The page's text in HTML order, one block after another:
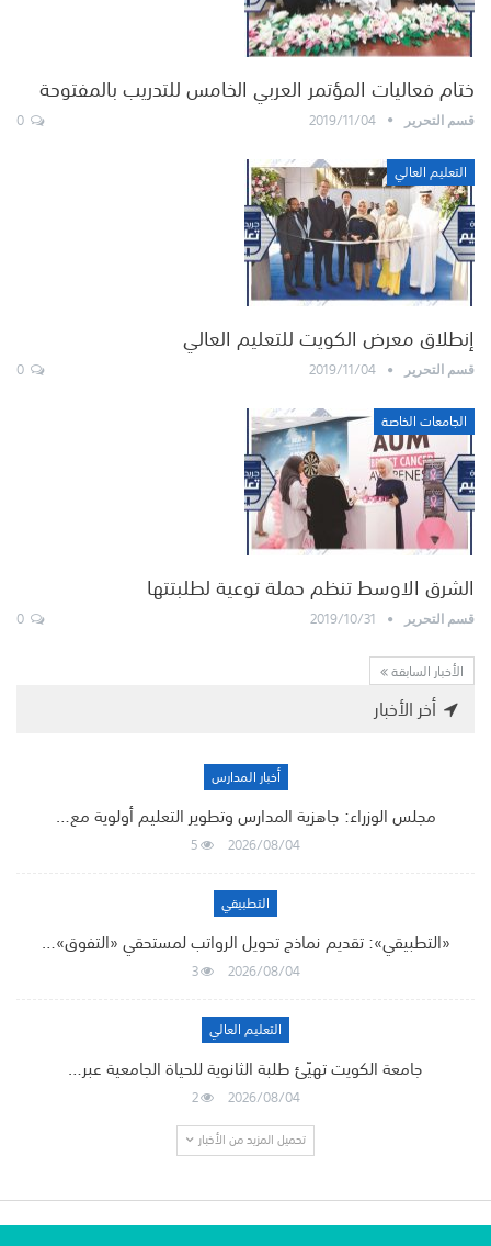
ختام فعاليات المؤتمر العربي الخامس للتدريب بالمفتوحة
قسم التحرير 2019/11/04
التعليم العالي
إنطلاق معرض الكويت للتعليم العالي
قسم التحرير 2019/11/04
الجامعات الخاصة
الشرق الاوسط تنظم حملة توعية لطلبتتها
قسم التحرير 2019/10/31
الأخبار السابقة
أخر الأخبار
أخبار المدارس
مجلس الوزراء: جاهزية المدارس وتطوير التعليم أولوية مع…
2026/08/04
5
التطبيقي
«التطبيقي»: تقديم نماذج تحويل الرواتب لمستحقي «التفوق»…
2026/08/04
3
التعليم العالي
جامعة الكويت تهيّئ طلبة الثانوية للحياة الجامعية عبر…
2026/08/04
2
تحميل المزيد من الأخبار